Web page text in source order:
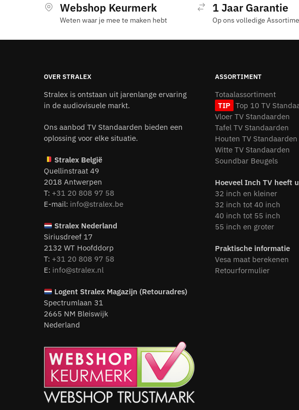
Webshop Keurmerk
Weten waar je mee te maken hebt
1 Jaar Garantie
Op ons volledige
OVER STRALEX
Stralex is ontstaan uit jarenlange ervaring
in de audiovisuele markt.
Ons aanbod TV Standaarden bieden een
oplossing voor elke situatie.
Stralex België
Quellinstraat 49
2018 Antwerpen
T: +31 20 808 97 58
E-mail: info@stralex.be
Stralex Nederland
Siriusdreef 17
2132 WT Hoofddorp
T: +31 20 808 97 58
E: info@stralex.nl
LogentStralex Magazijn (Retouradres)
Spectrumlaan 31
2665 NM Bleiswijk
Nederland
ASSORTIMENT
Totaalassortiment
TIP Top 10 TV
Vloer TV Standaarden
Tafel TV Standaarden
Houten TV Standaarden
Witte TV Standaarden
Soundbar Beugels
Hoeveel Inch TV heeft
32 inch en kleiner
32 inch tot 40 inch
40 inch tot 55 inch
55 inch en groter
Praktische informatie
Vesa maat berekenen
Retourformulier